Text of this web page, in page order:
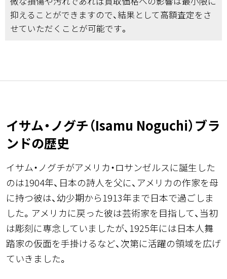
抑えることができますので、結果として高額査定をさ
せていただくことが可能です。
イサム・ノグチ（Isamu Noguchi）ブラ
ンドの歴史
イサム・ノグチがアメリカ・ロサンゼルスに誕生した
のは1904年、日本の詩人を父に、アメリカの作家を母
に持つ彼は、幼少期から1913年まで日本で過ごしま
した。アメリカに戻った彼は芸術家を目指して、当初
は彫刻に専念していましたが、1925年には日本人舞
踏家の仮面を手掛けるなど、次第に活躍の領域を広げ
ていきました。